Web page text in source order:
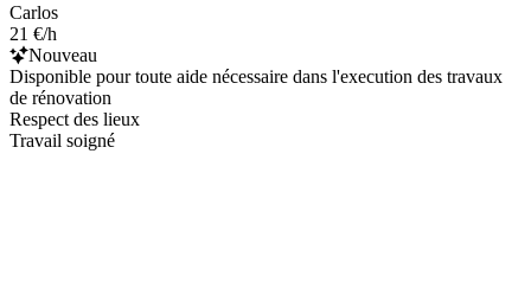
Carlos
21 €/h
Nouveau
Disponible pour toute aide nécessaire dans l'execution des travaux
de rénovation
Respect des lieux
Travail soigné